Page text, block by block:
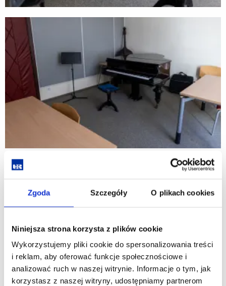
Zgoda Szczegóły O plikach cookies
Niniejsza strona korzysta z plików cookie
Wykorzystujemy pliki cookie do spersonalizowania treści
i reklam, aby oferować funkcje społecznościowe i
analizować ruch w naszej witrynie. Informacje o tym, jak
korzystasz z naszej witryny, udostępniamy partnerom
Sala pozostająca w dyspozycji Wydziału Muzyki, usytuowana
w budynku B6 przy ul. Dąbrowskiego 83, z możliwością
oraz strunowych
Pojemność:
Sala może pomieścić jednorazowo do 3 osób